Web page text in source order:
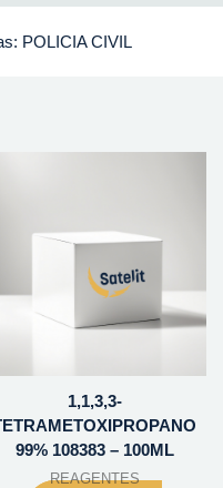
POLICIA CIVIL
1,1,3,3-
99% 108383 – 100ML
REAGENTES